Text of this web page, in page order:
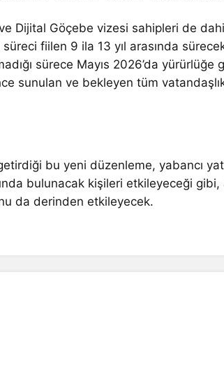
ve Dijital Göçebe vizesi sahipleri de
fiilen 9 ila 13 yıl arasında
sürece Mayıs 2026’da
sunulan ve bekleyen tüm
bu yeni düzenleme, yabancı
bulunacak kişileri etkileyeceği gibi,
da derinden etkileyecek.